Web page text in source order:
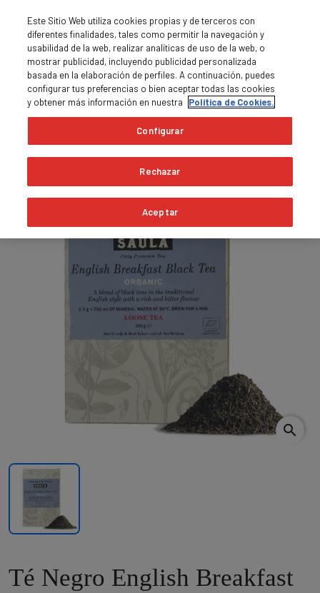
MENU 
search
Té Negro English Breakfast
Este Sitio Web utiliza cookies propias y de terceros con
diferentes finalidades, tales como permitir la navegación y
usabilidad de la web, realizar analíticas de uso de la web, o
mostrar publicidad, incluyendo publicidad personalizada
basada en la elaboración de perfiles. A continuación, puedes
configurar tus preferencias o bien aceptar todas las cookies
y obtener más información en nuestra
Política de Cookies.
Configurar
Rechazar
Aceptar